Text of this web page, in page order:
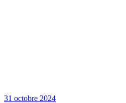
31 octobre 2024